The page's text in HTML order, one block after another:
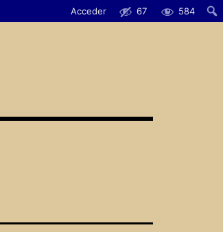
Acceder 67 584